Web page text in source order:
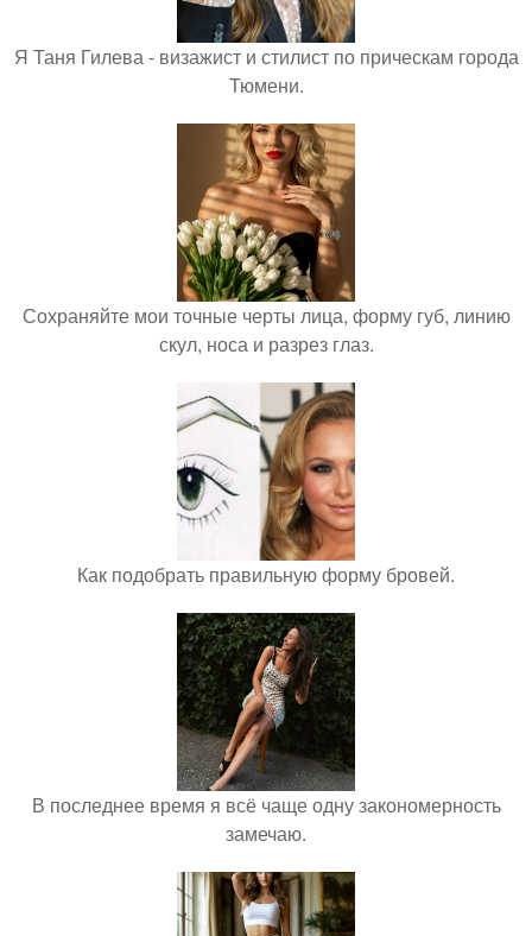
Я Таня Гилева - визажист и стилист по прическам города
Тюмени.
Сохраняйте мои точные черты лица, форму губ, линию
скул, носа и разрез глаз.
Как подобрать правильную форму бровей.
В последнее время я всё чаще одну закономерность
замечаю.